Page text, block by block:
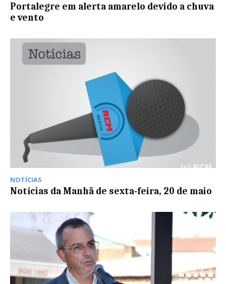
Portalegre em alerta amarelo devido a chuva
e vento
NOTÍCIAS
Notícias da Manhã de sexta-feira, 20 de maio